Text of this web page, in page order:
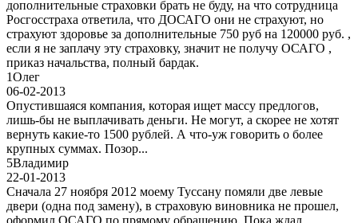
дополнительные страховки брать не буду, на что сотрудница
Росгосстраха ответила, что ДОСАГО они не страхуют, но
страхуют здоровье за дополнительные 750 руб на 120000 руб. ,
если я не заплачу эту страховку, значит не получу ОСАГО ,
приказ начальства, полный бардак.
1Олег
06-02-2013
Опустившаяся компания, которая ищет массу предлогов,
лишь-бы не выплачивать деньги. Не могут, а скорее не хотят
вернуть какие-то 1500 рублей. А что-уж говорить о более
крупных суммах. Позор...
5Владимир
22-01-2013
Сначала 27 ноября 2012 моему Туссану помяли две левые
двери (одна под замену), в страховую виновника не прошел,
оформил ОСАГО по прямому обращению. Пока ждал